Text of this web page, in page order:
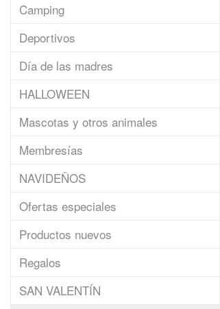
Camping
Deportivos
Día de las madres
HALLOWEEN
Mascotas y otros animales
Membresías
NAVIDEÑOS
Ofertas especiales
Productos nuevos
Regalos
SAN VALENTÍN